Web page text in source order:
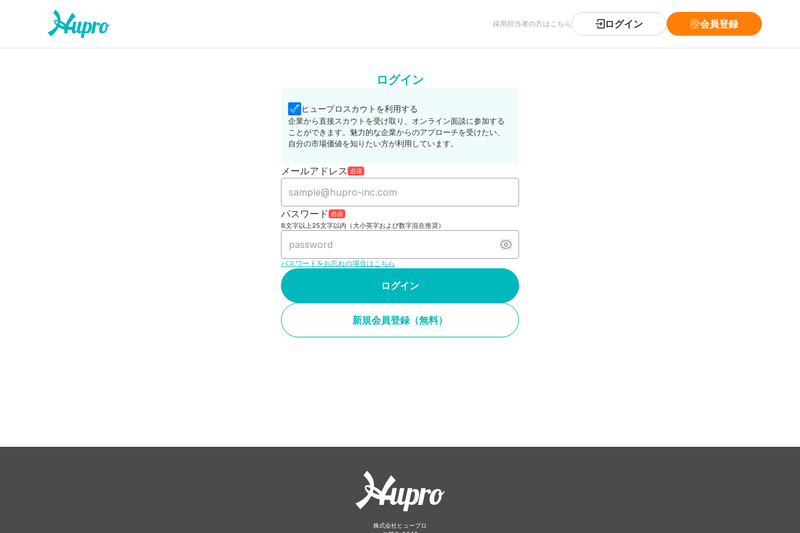
採用担当者の方はこちら ログイン 会員登録
ログイン
ヒュープロスカウトを利用する
企業から直接スカウトを受け取り、オンライン面談に参加する
ことができます。魅力的な企業からのアプローチを受けたい、
自分の市場価値を知りたい方が利用しています。
メールアドレス 必須
パスワード 必須
8文字以上25文字以内（大小英字および数字混在推奨）
パスワードをお忘れの場合はこちら
ログイン
新規会員登録（無料）
株式会社ヒュープロ